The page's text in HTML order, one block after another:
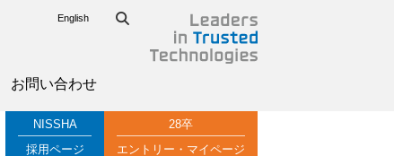
English
お問い合わせ
NISSHA
採用ページ
28卒
エントリー・マイページ